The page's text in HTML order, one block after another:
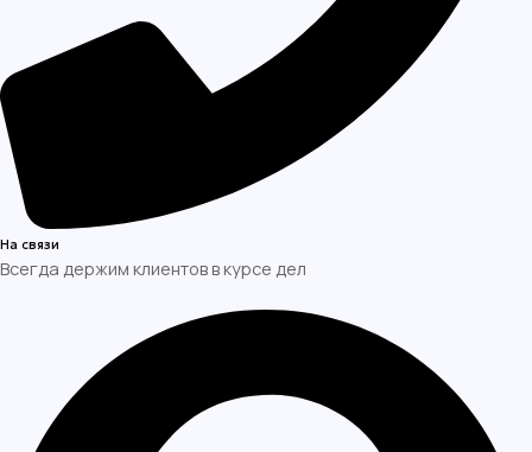
На связи
Всегда держим клиентов в курсе дел